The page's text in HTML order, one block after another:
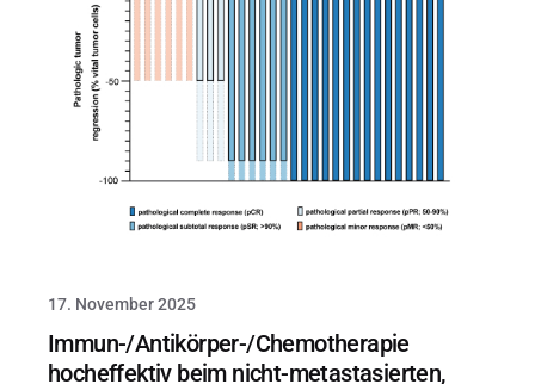
17. November 2025
Immun-/Antikörper-/Chemotherapie
hocheffektiv beim nicht-metastasierten,